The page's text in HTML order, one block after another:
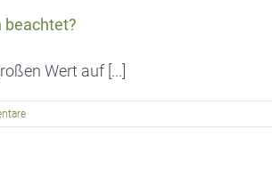
beachtet?
Wert auf [...]